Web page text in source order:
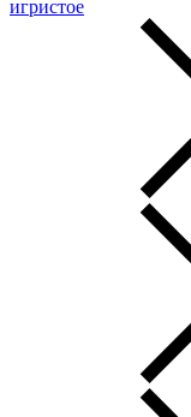
игристое